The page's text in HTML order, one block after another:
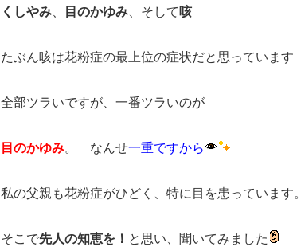
くしやみ 目のかゆみ 、そして 咳
たぶん咳は花粉症の最上位の症状だと思っています
全部ツラいですが、一番ツラいのが
目のかゆみ。 なんせ一重ですから
私の父親も花粉症がひどく、特に目を患っています。
そこで先人の知恵を！ と思い、聞いてみました